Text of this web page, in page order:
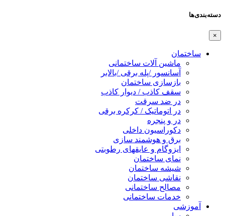
دسته‌بندی‌ها
×
ساختمان
ماشین آلات ساختمانی
آسانسور /پله برقی /بالابر
بازسازی ساختمان
سقف کاذب / دیوار کاذب
در ضد سرقت
در اتوماتیک / کرکره برقی
در و پنجره
دکوراسیون داخلی
برق و هوشمند سازی
ایزوگام و عایقهای رطوبتی
نمای ساختمان
شیشه ساختمان
نقاشی ساختمان
مصالح ساختمانی
خدمات ساختمانی
آموزشی